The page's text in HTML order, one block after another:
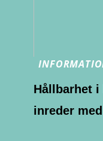
Hållbarhet i
inreder